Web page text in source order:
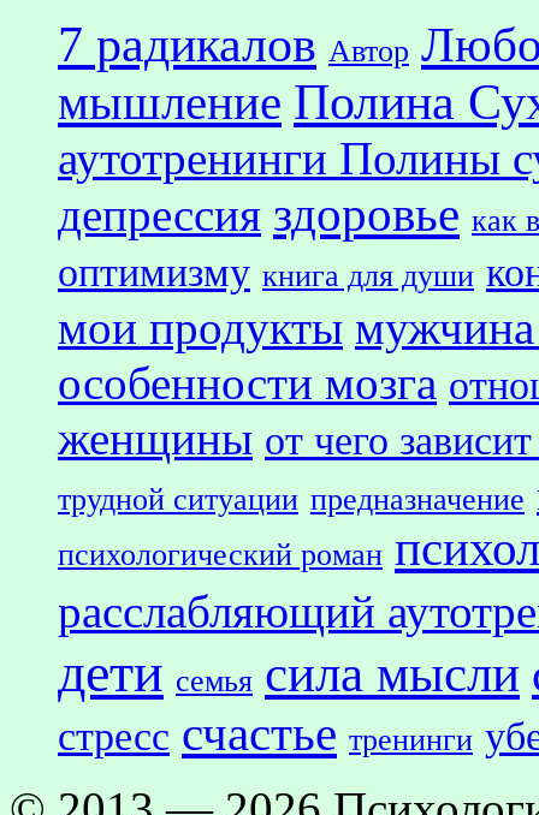
7 радикалов Автор
мышление Полина
аутотренинги Полины
депрессия здоровье как
оптимизму книга для души
мои продукты
особенности мозга
женщины от чего
трудной ситуации предназначение
психологический роман
расслабляющий
дети семья сила мысли
стресс счастье тренинги